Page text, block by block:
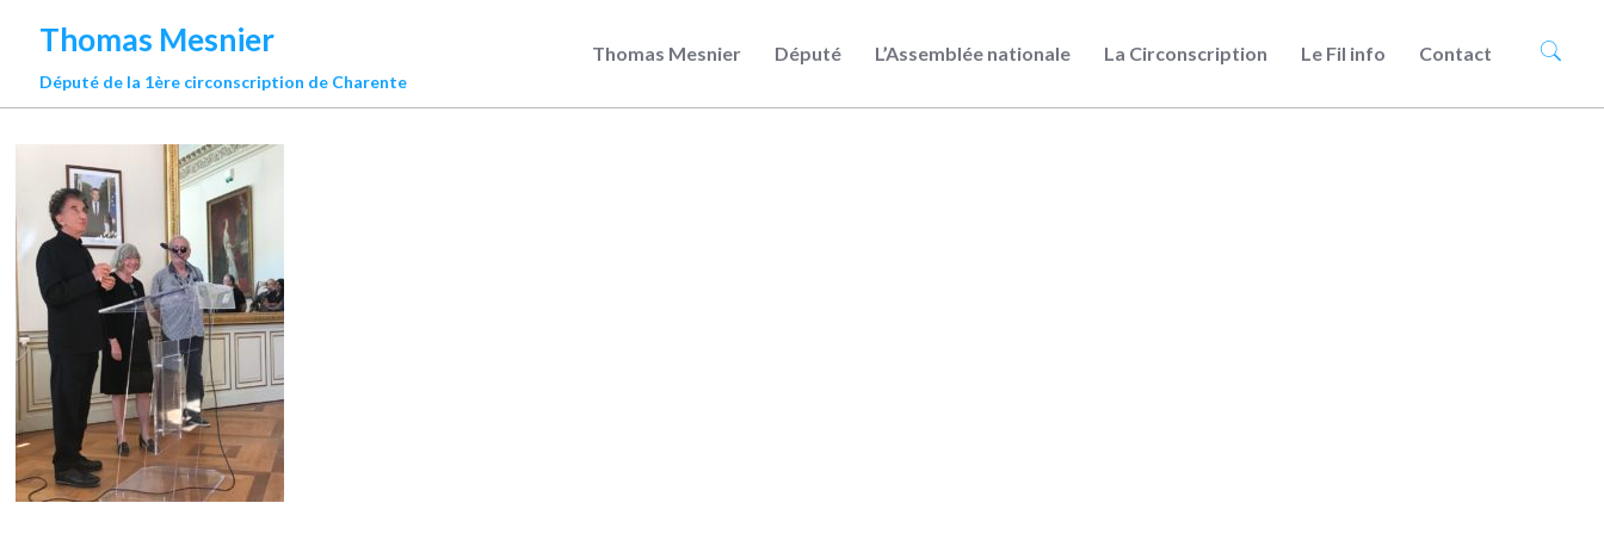
Thomas Mesnier
Député de la 1ère circonscription de Charente
Thomas Mesnier Député L’Assemblée nationale La Circonscription Le Fil info Contact